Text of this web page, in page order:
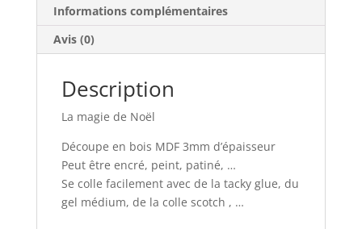
Informations complémentaires
Avis (0)
Description
La magie de Noël
Découpe en bois MDF 3mm d’épaisseur
Peut être encré, peint, patiné, …
Se colle facilement avec de la tacky glue, du
gel médium, de la colle scotch , …